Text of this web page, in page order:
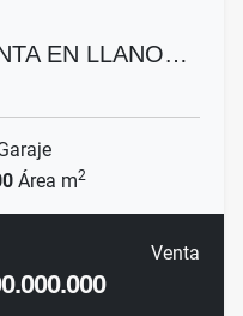
EN LLANO…
Área m2
Venta